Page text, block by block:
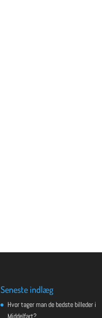
Seneste indlæg
Hvor tager man de bedste billeder i
Middelfart?